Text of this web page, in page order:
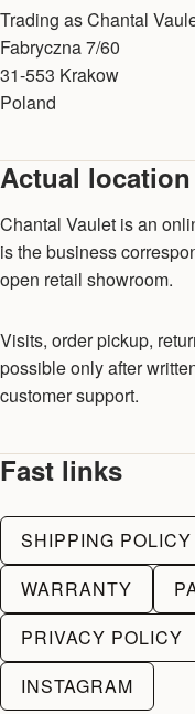
Trading as Chantal
Fabryczna 7/60
31-553 Krakow
Poland
Actual
Chantal Vaulet is an
is the business
open retail showroom.
Visits, order pickup,
possible only after
customer support.
Fast links
SHIPPING POLICY
WARRANTY
PRIVACY POLICY
INSTAGRAM